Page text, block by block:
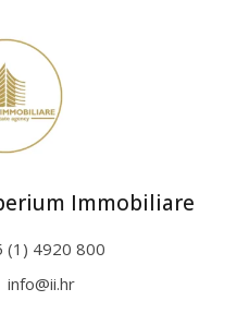
Immobiliare
(1) 4920 800
info@ii.hr